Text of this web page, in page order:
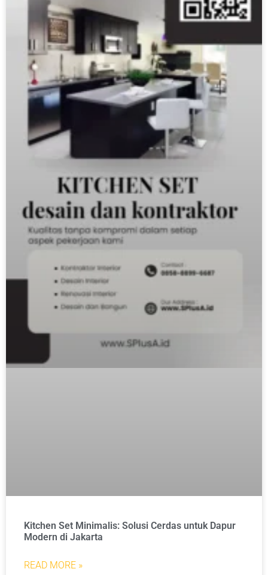
Kitchen Set Minimalis: Solusi Cerdas untuk Dapur
Modern di Jakarta
READ MORE »